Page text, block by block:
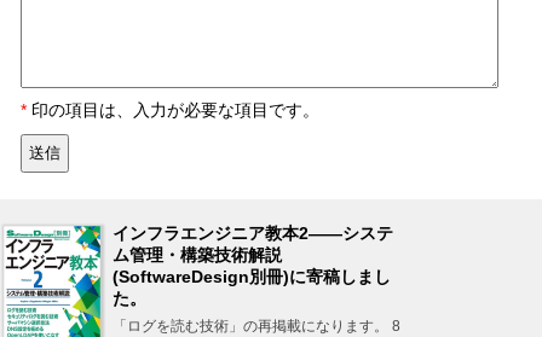
* 印の項目は、入力が必要な項目です。
インフラエンジニア教本2――システ
ム管理・構築技術解説
(SoftwareDesign別冊)に寄稿しまし
た。
「ログを読む技術」の再掲載になります。 8